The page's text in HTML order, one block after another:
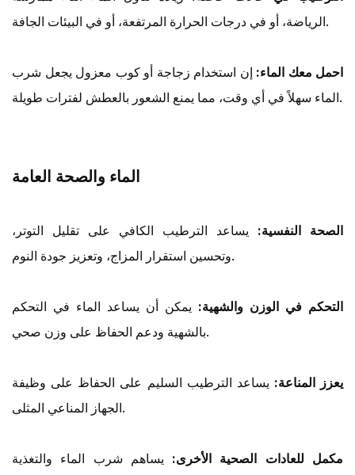
الرياضة، أو في درجات الحرارة المرتفعة، أو في البيئات الجافة.
احمل معك الماء: إن استخدام زجاجة أو كوب معزول يجعل شرب
الماء سهلاً في أي وقت، مما يمنع الشعور بالعطش لفترات طويلة.
الماء والصحة العامة
الصحة النفسية: يساعد الترطيب الكافي على تقليل التوتر،
وتحسين استقرار المزاج، وتعزيز جودة النوم.
التحكم في الوزن والشهية: يمكن أن يساعد الماء في التحكم
بالشهية ودعم الحفاظ على وزن صحي.
يعزز المناعة: يساعد الترطيب السليم على الحفاظ على وظيفة
الجهاز المناعي المثلى.
مكمل للعادات الصحية الأخرى: يساهم شرب الماء والتغذية